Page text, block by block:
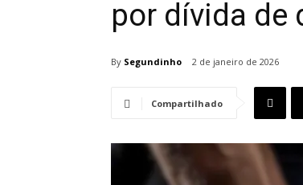
por dívida de
By Segundinho 2 de janeiro de 2026
Compartilhado